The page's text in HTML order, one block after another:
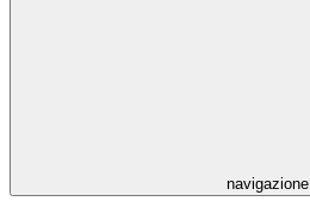
navigazione